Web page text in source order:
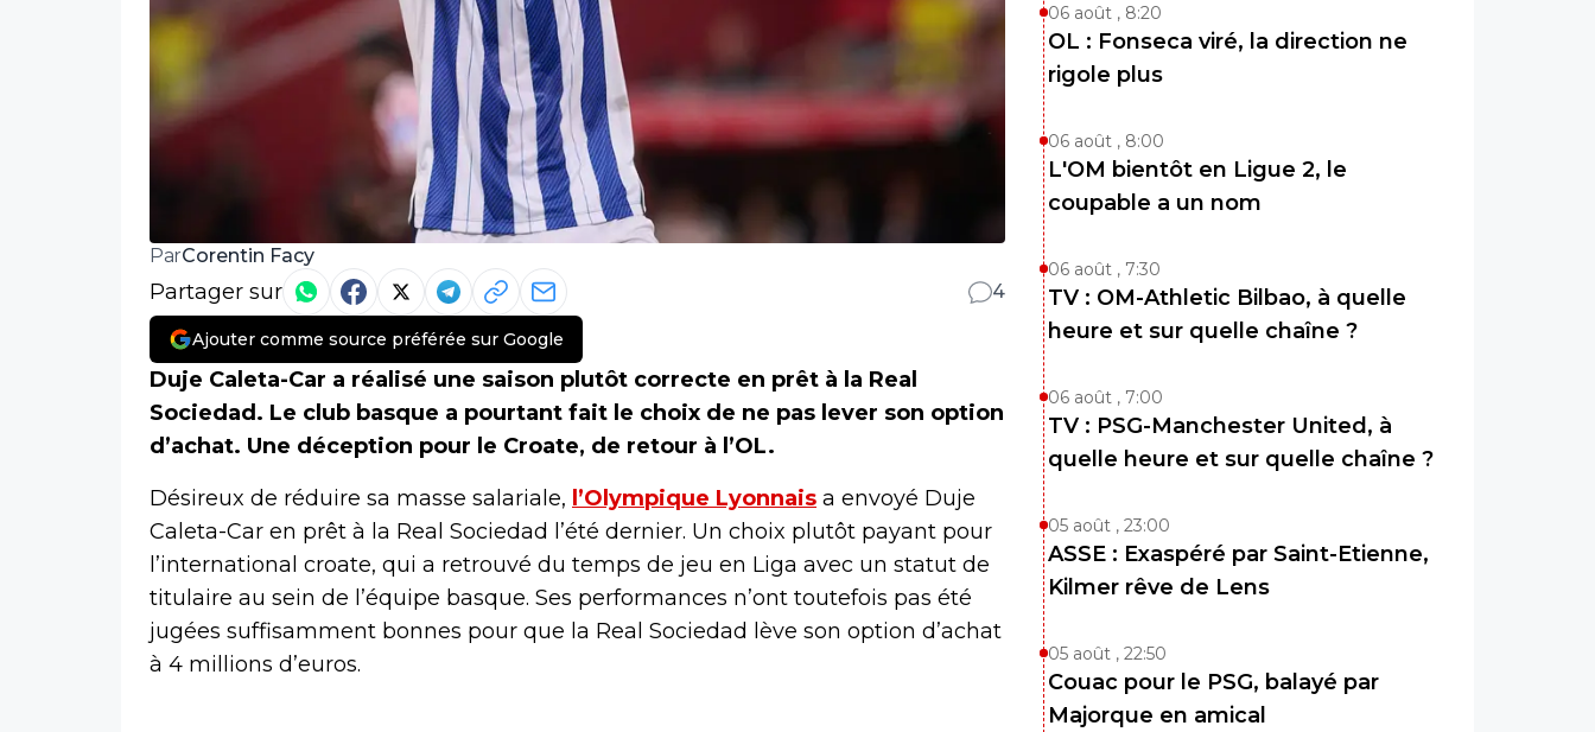
ParCorentin Facy
Partager sur 4
Ajouter comme source préférée sur Google
Duje Caleta-Car a réalisé une saison plutôt correcte en prêt à la Real
Sociedad. Le club basque a pourtant fait le choix de ne pas lever son option
d’achat. Une déception pour le Croate, de retour à l’OL.
Désireux de réduire sa masse salariale, l’Olympique Lyonnais a envoyé Duje
Caleta-Car en prêt à la Real Sociedad l’été dernier. Un choix plutôt payant pour
l’international croate, qui a retrouvé du temps de jeu en Liga avec un statut de
titulaire au sein de l’équipe basque. Ses performances n’ont toutefois pas été
jugées suffisamment bonnes pour que la Real Sociedad lève son option d’achat
à 4 millions d’euros.
06 août , 8:20
OL : Fonseca viré, la direction ne
rigole plus
06 août , 8:00
L'OM bientôt en Ligue 2, le
coupable a un nom
06 août , 7:30
TV : OM-Athletic Bilbao, à quelle
heure et sur quelle chaîne ?
06 août , 7:00
TV : PSG-Manchester United, à
quelle heure et sur quelle chaîne ?
05 août , 23:00
ASSE : Exaspéré par Saint-Etienne,
Kilmer rêve de Lens
05 août , 22:50
Couac pour le PSG, balayé par
Majorque en amical